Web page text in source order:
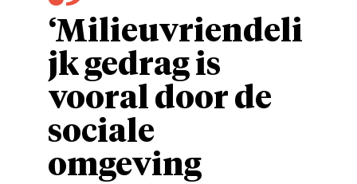
‘Milieuvriendeli
jk gedrag is
vooral door de
sociale
omgeving